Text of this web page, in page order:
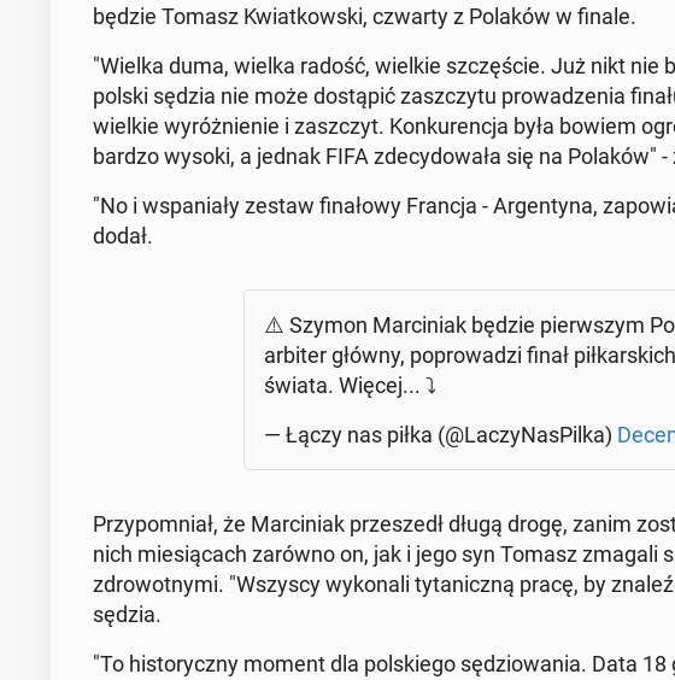
będzie Tomasz Kwiat­kow­ski, czwarty z Polaków w finale.
"Wielka duma, wielka radość, wielkie szczę­ście. Już nikt nie
polski sędzia nie może do­stą­pić za­szczy­tu pro­wa­dze­nia
wielkie wy­róż­nie­nie i za­szczyt. Kon­ku­ren­cja była bowiem
bardzo wysoki, a jednak FIFA zde­cy­do­wa­ła się na Polaków"
"No i wspa­nia­ły zestaw fi­na­ło­wy Francja - Ar­gen­ty­na,
dodał.
⚠️ Szymon Mar­ci­niak będzie pierw­szym
arbiter główny, po­pro­wa­dzi finał
świata. Więcej... ⤵️
— Łączy nas piłka (@La­czy­Na­sPil­ka)
Przy­po­mniał, że Mar­ci­niak prze­szedł długą drogę, zanim
nich mie­sią­cach zarówno on, jak i jego syn Tomasz zmagali
zdro­wot­ny­mi. "Wszyscy wy­ko­na­li ty­ta­nicz­ną pracę, by
sędzia.
"To hi­sto­rycz­ny moment dla pol­skie­go sę­dzio­wa­nia. Data